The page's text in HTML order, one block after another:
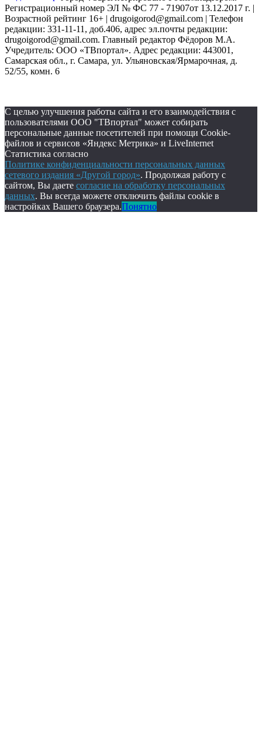
Регистрационный номер ЭЛ № ФС 77 - 71907от 13.12.2017 г. |
Возрастной рейтинг 16+ | drugoigorod@gmail.com | Телефон
редакции: 331-11-11, доб.406, адрес эл.почты редакции:
drugoigorod@gmail.com. Главный редактор Фёдоров М.А.
Учредитель: ООО «ТВпортал». Адрес редакции: 443001,
Самарская обл., г. Самара, ул. Ульяновская/Ярмарочная, д.
52/55, комн. 6
С целью улучшения работы сайта и его взаимодействия с
пользователями ООО "ТВпортал" может собирать
персональные данные посетителей при помощи Cookie-
файлов и сервисов «Яндекс Метрика» и LiveInternet
Статистика согласно
Политике конфиденциальности персональных данных
сетевого издания «Другой город». Продолжая работу с
сайтом, Вы даете согласие на обработку персональных
данных. Вы всегда можете отключить файлы cookie в
настройках Вашего браузера.Понятно